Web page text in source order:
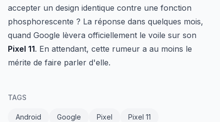
accepter un design identique contre une fonction
phosphorescente ? La réponse dans quelques mois,
quand Google lèvera officiellement le voile sur son
Pixel 11. En attendant, cette rumeur a au moins le
mérite de faire parler d'elle.
TAGS
Android Google Pixel Pixel 11